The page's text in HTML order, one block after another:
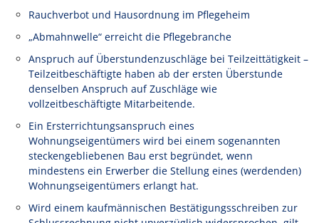
Rauchverbot und Hausordnung im Pflegeheim
„Abmahnwelle“ erreicht die Pflegebranche
Anspruch auf Überstundenzuschläge bei Teilzeittätigkeit –
Teilzeitbeschäftigte haben ab der ersten Überstunde
denselben Anspruch auf Zuschläge wie
vollzeitbeschäftigte Mitarbeitende.
Ein Ersterrichtungsanspruch eines
Wohnungseigentümers wird bei einem sogenannten
steckengebliebenen Bau erst begründet, wenn
mindestens ein Erwerber die Stellung eines (werdenden)
Wohnungseigentümers erlangt hat.
Wird einem kaufmännischen Bestätigungsschreiben zur